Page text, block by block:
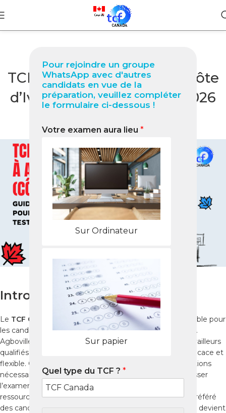
Pour rejoindre un groupe
WhatsApp avec d'autres
candidats en vue de la
préparation, veuillez compléter
le formulaire ci-dessous !
Votre examen aura lieu *
Sur Ordinateur
Sur papier
Quel type du TCF ? *
BLOG
TCF Canada à Agboville (Côte
d’Ivoire) Guide complet 2026
NabilOn février 16, 2026
Introduction
Le TCF Canada
est aujourd’hui un passage incontournable pour
les candidats ivoiriens souhaitant immigrer au Canada. À
Agboville, de nombreux étudiants, professionnels et travailleurs
qualifiés recherchent une
efficace et
flexible. Ce guide 2025 vous propose toutes les informations
nécessaires pour réussir votretest TCF Canada
: où passer
l’examen, comment se préparer efficacement, quelles
ressources utiliser et pourquoi lePack Nabilest l’outil préféré
des candidats. En suivant ces conseils, votre préparation devient